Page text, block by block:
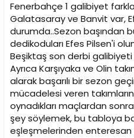
Fenerbahçe 1 galibiyet
Galatasaray ve Banvit var,
durumda..Sezon başından
dedikoduları Efes Pilsen'i
Beşiktaş son derbi
Ayrıca Karşıyaka ve Olin
alarak başarılı bir sezon
mücadelesi veren
oynadıkları maçlardan
şey söylemek, bu tabloya
eşleşmelerinden enteresan